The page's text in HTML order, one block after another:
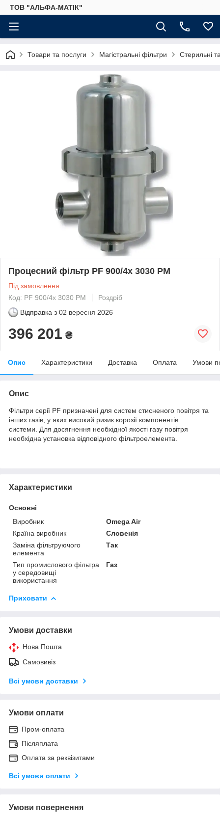
ТОВ "АЛЬФА-МАТІК"
Товари та послуги Магістральні фільтри Стерильні
Процесний фільтр PF 900/4x 3030 PM
Під замовлення
Код: PF 900/4x 3030 PM
Роздріб
Відправка з 02 вересня 2026
396 201 ₴
Опис Характеристики Доставка Оплата Умови
Опис
Фільтри серії PF призначені для систем стисненого повітря та
інших газів, у яких високий ризик корозії компонентів
системи. Для досягнення необхідної якості газу повітря
необхідна установка відповідного фільтроелемента.
Характеристики
Основні
Виробник
Omega Air
Країна виробник
Словенія
Заміна фільтруючого
елемента
Так
Тип промислового фільтра
у середовищі
використання
Газ
Приховати
Умови доставки
Нова Пошта
Самовивіз
Всі умови доставки
Умови оплати
Пром-оплата
Післяплата
Оплата за реквізитами
Всі умови оплати
Умови повернення